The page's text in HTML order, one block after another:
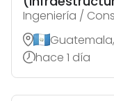
Ingeniería /
hace 1 día